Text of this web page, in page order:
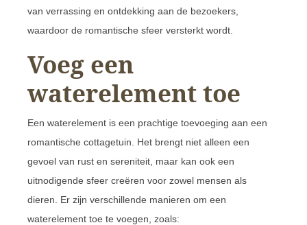
van verrassing en ontdekking aan de bezoekers,
waardoor de romantische sfeer versterkt wordt.
Voeg een
waterelement toe
Een waterelement is een prachtige toevoeging aan een
romantische cottagetuin. Het brengt niet alleen een
gevoel van rust en sereniteit, maar kan ook een
uitnodigende sfeer creëren voor zowel mensen als
dieren. Er zijn verschillende manieren om een
waterelement toe te voegen, zoals: